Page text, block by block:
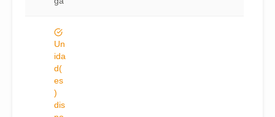
Un
ida
d(
es
)
dis